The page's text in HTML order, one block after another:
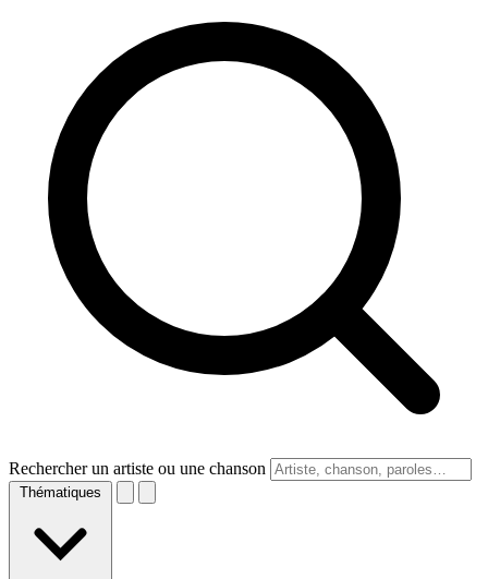
Rechercher un artiste ou une chanson
Thématiques